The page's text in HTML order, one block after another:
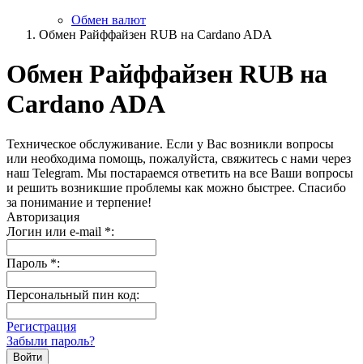
Обмен валют
Обмен Райффайзен RUB на Cardano ADA
Обмен Райффайзен RUB на
Cardano ADA
Техническое обслуживание. Если у Вас возникли вопросы
или необходима помощь, пожалуйста, свяжитесь с нами через
наш Telegram. Мы постараемся ответить на все Ваши вопросы
и решить возникшие проблемы как можно быстрее. Спасибо
за понимание и терпение!
Авторизация
Логин или e-mail *:
Пароль *:
Персональный пин код:
Регистрация
Забыли пароль?